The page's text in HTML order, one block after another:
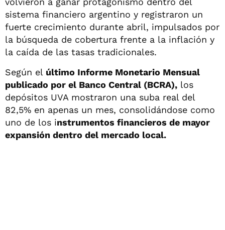
sistema financiero argentino y registraron un
fuerte crecimiento durante abril, impulsados por
la búsqueda de cobertura frente a la inflación y
la caída de las tasas tradicionales.
Según el último Informe Monetario Mensual
publicado por el Banco Central (BCRA), los
depósitos UVA mostraron una suba real del
82,5% en apenas un mes, consolidándose como
uno de los instrumentos financieros de mayor
expansión dentro del mercado local.